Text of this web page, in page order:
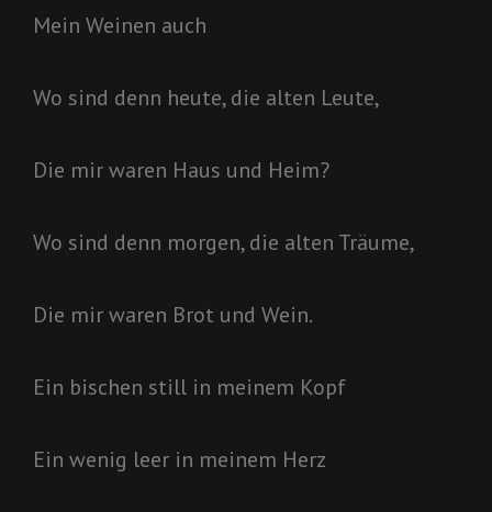
Mein Weinen auch
Wo sind denn heute, die alten Leute,
Die mir waren Haus und Heim?
Wo sind denn morgen, die alten Träume,
Die mir waren Brot und Wein.
Ein bischen still in meinem Kopf
Ein wenig leer in meinem Herz